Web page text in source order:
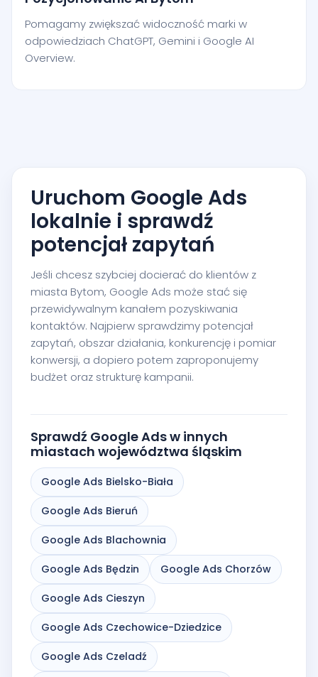
Pomagamy zwiększać widoczność marki w
odpowiedziach ChatGPT, Gemini i Google AI
Overview.
Uruchom Google Ads
lokalnie i sprawdź
potencjał zapytań
Jeśli chcesz szybciej docierać do klientów z
miasta Bytom, Google Ads może stać się
przewidywalnym kanałem pozyskiwania
kontaktów. Najpierw sprawdzimy potencjał
zapytań, obszar działania, konkurencję i pomiar
konwersji, a dopiero potem zaproponujemy
budżet oraz strukturę kampanii.
Sprawdź Google Ads w innych
miastach województwa śląskim
Google Ads Bielsko-Biała
Google Ads Bieruń
Google Ads Blachownia
Google Ads Będzin Google Ads Chorzów
Google Ads Cieszyn
Google Ads Czechowice-Dziedzice
Google Ads Czeladź